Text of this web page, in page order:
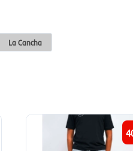
La Cancha